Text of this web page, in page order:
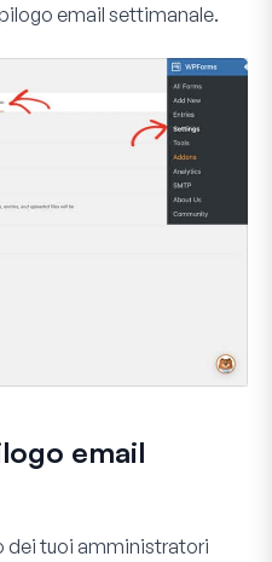
email settimanale.
email
dei tuoi amministratori